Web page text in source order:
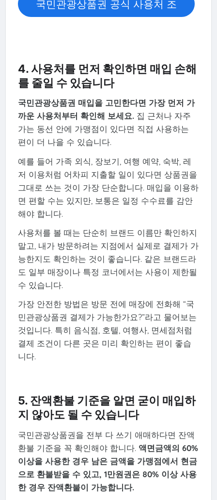
국민관광상품권 공식 사용처 조
4. 사용처를 먼저 확인하면 매입 손해
를 줄일 수 있습니다
국민관광상품권 매입을 고민한다면 가장 먼저 가
까운 사용처부터 확인해 보세요.집 근처나 자주
가는 동선 안에 가맹점이 있다면 직접 사용하는
편이 더 나을 수 있습니다.
예를 들어 가족 외식, 장보기, 여행 예약, 숙박, 레
저 이용처럼 어차피 지출할 일이 있다면 상품권을
그대로 쓰는 것이 가장 단순합니다. 매입을 이용하
면 편할 수는 있지만, 보통은 일정 수수료를 감안
해야 합니다.
사용처를 볼 때는 단순히 브랜드 이름만 확인하지
말고, 내가 방문하려는 지점에서 실제로 결제가 가
능한지도 확인하는 것이 좋습니다. 같은 브랜드라
도 일부 매장이나 특정 코너에서는 사용이 제한될
수 있습니다.
가장 안전한 방법은 방문 전에 매장에 전화해 “국
민관광상품권 결제가 가능한가요?”라고 물어보는
것입니다. 특히 음식점, 호텔, 여행사, 면세점처럼
결제 조건이 다른 곳은 미리 확인하는 편이 좋습
니다.
5. 잔액환불 기준을 알면 굳이 매입하
지 않아도 될 수 있습니다
국민관광상품권을 전부 다 쓰기 애매하다면 잔액
환불 기준을 꼭 확인해야 합니다. 액면금액의 60%
이상을 사용한 경우 남은 금액을 가맹점에서 현금
으로 환불받을 수 있고, 1만원권은 80% 이상 사용
한 경우 잔액환불이 가능합니다.